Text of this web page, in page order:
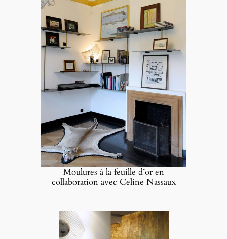
Moulures à la feuille d’or en
collaboration avec Celine Nassaux